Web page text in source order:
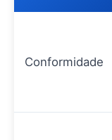
Conformidade